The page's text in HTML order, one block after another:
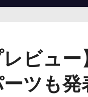
レビュ
ツも